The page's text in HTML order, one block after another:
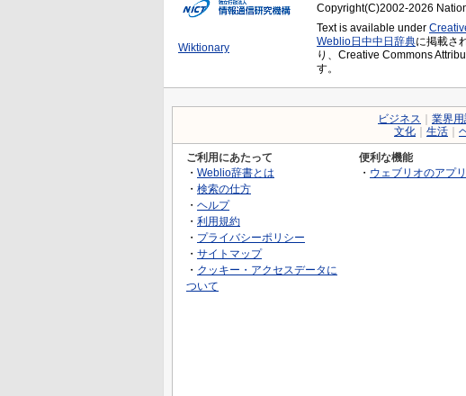
Copyright(C)2002-2026
Wiktionary
Text is available under
Weblio日中中日辞典に掲載さ
り、Creative Commons
す。
ビジネス 業界用
文化
生活
ご利用にあたって
・ Weblio辞書とは
・ 検索の仕方
・ ヘルプ
・ 利用規約
・ プライバシーポリシー
・ サイトマップ
・ クッキー・アクセスデータに
ついて
便利な機能
・ ウェブリオのアプリ